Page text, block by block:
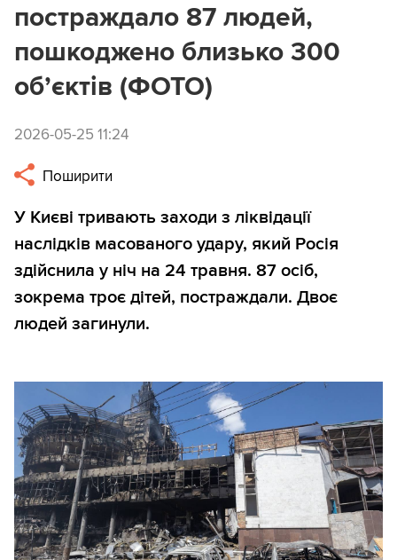
постраждало 87 людей,
пошкоджено близько 300
обʼєктів (ФОТО)
2026-05-25 11:24
Поширити
У Києві тривають заходи з ліквідації
наслідків масованого удару, який Росія
здійснила у ніч на 24 травня. 87 осіб,
зокрема троє дітей, постраждали. Двоє
людей загинули.